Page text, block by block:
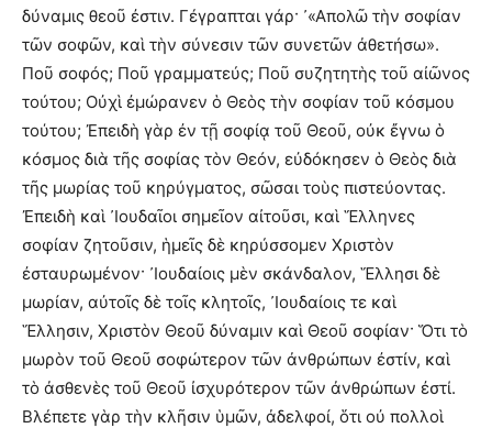
δύναμις θεοῦ ἐστιν. Γέγραπται γάρ· ᾽«Απολῶ τὴν σοφίαν
τῶν σοφῶν, καὶ τὴν σύνεσιν τῶν συνετῶν ἀθετήσω».
Ποῦ σοφός; Ποῦ γραμματεύς; Ποῦ συζητητὴς τοῦ αἰῶνος
τούτου; Οὐχὶ ἐμώρανεν ὁ Θεὸς τὴν σοφίαν τοῦ κόσμου
τούτου; Ἐπειδὴ γὰρ ἐν τῇ σοφίᾳ τοῦ Θεοῦ, οὐκ ἔγνω ὁ
κόσμος διὰ τῆς σοφίας τὸν Θεόν, εὐδόκησεν ὁ Θεὸς διὰ
τῆς μωρίας τοῦ κηρύγματος, σῶσαι τοὺς πιστεύοντας.
Ἐπειδὴ καὶ ᾽Ιουδαῖοι σημεῖον αἰτοῦσι, καὶ Ἕλληνες
σοφίαν ζητοῦσιν, ἡμεῖς δὲ κηρύσσομεν Χριστὸν
ἐσταυρωμένον· ᾽Ιουδαίοις μὲν σκάνδαλον, Ἕλλησι δὲ
μωρίαν, αὐτοῖς δὲ τοῖς κλητοῖς, ᾽Ιουδαίοις τε καὶ
Ἕλλησιν, Χριστὸν Θεοῦ δύναμιν καὶ Θεοῦ σοφίαν· Ὅτι τὸ
μωρὸν τοῦ Θεοῦ σοφώτερον τῶν ἀνθρώπων ἐστίν, καὶ
τὸ ἀσθενὲς τοῦ Θεοῦ ἰσχυρότερον τῶν ἀνθρώπων ἐστί.
Βλέπετε γὰρ τὴν κλῆσιν ὑμῶν, ἀδελφοί, ὅτι οὐ πολλοὶ